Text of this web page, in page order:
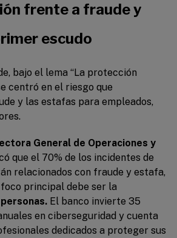
frente a fraude y
escudo
bajo el lema “La protección
centró en el riesgo que
y las estafas para empleados,
General de Operaciones y
que el 70% de los incidentes de
relacionados con fraude y estafa,
principal debe ser la
El banco invierte 35
en ciberseguridad y cuenta
dedicados a proteger sus